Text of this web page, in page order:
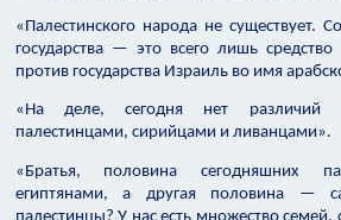
«Палестинского народа не существует.
государства — это всего лишь
против государства Израиль во имя
«На деле, сегодня нет различий
палестинцами, сирийцами и ливанцами».
«Братья, половина сегодняшних
египтянами, а другая половина —